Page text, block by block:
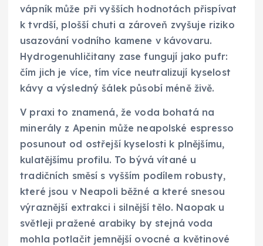
vápník může při vyšších hodnotách přispívat
k tvrdší, plošší chuti a zároveň zvyšuje riziko
usazování vodního kamene v kávovaru.
Hydrogenuhličitany zase fungují jako pufr:
čím jich je více, tím více neutralizují kyselost
kávy a výsledný šálek působí méně živě.
V praxi to znamená, že voda bohatá na
minerály z Apenin může neapolské espresso
posunout od ostřejší kyselosti k plnějšímu,
kulatějšímu profilu. To bývá vítané u
tradičních směsí s vyšším podílem robusty,
které jsou v Neapoli běžné a které snesou
výraznější extrakci i silnější tělo. Naopak u
světleji pražené arabiky by stejná voda
mohla potlačit jemnější ovocné a květinové